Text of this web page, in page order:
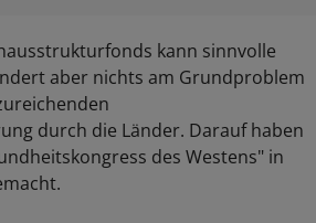
kann sinnvolle
aber nichts am Grundproblem
durch die Länder. Darauf haben
des Westens" in